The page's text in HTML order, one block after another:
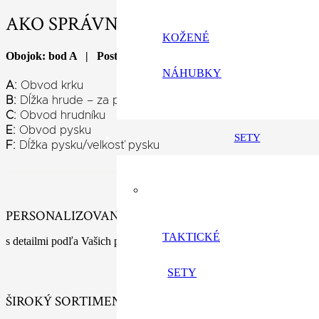
KOŽENÉ
NÁHUBKY
SETY
TAKTICKÉ
SETY
AKO SPRÁVNE ZMERAŤ PSA?
Obojok: bod A | Postroj: bod A, B, C | Náhubok: bod E, F
A: Obvod krku
B: Dĺžka hrude – za prednými nohami nechať medzeru
C: Obvod hrudníku
E: Obvod pysku
F: Dĺžka pysku/velkosť pysku
PERSONALIZOVANÉ VÝROBKY
s detailmi podľa Vašich predstáv
ŠIROKÝ SORTIMENT